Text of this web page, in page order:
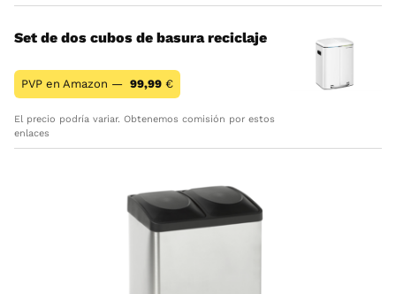
Set de dos cubos de basura reciclaje
PVP en Amazon — 99,99 €
El precio podría variar. Obtenemos comisión por estos
enlaces